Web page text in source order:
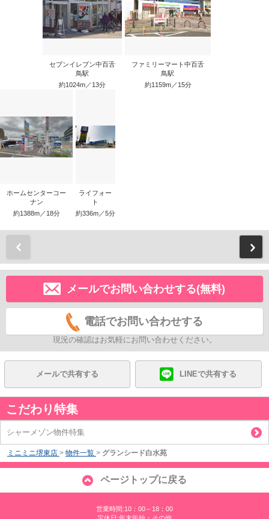
セブンイレブン中百舌
鳥駅
約1024m／13分
ファミリーマート中百舌
鳥駅
約1159m／15分
ホームセンターコー
ナン
約1388m／18分
ライフォー
ト
約336m／5分
メールでお問い合わせする(無料)
電話でお問い合わせする
現況の確認はお気軽にお問い合わせください。
メールで共有する LINEで共有する
こだわり特集
シャーメゾン物件特集
ミニミニ堺東店 > 物件一覧 > グランシード白水苑
ページトップに戻る
営業時間:10：00～18：00